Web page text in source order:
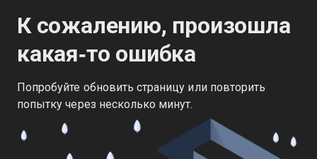
К сожалению, произошла
какая‑то ошибка
Попробуйте обновить страницу или повторить
попытку через несколько минут.